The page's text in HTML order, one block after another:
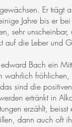
Er trägt
Jahre bis er
sehr
auf die Leber und
Bach ein
wahrlich
sind die
ertränkt in
erzählt,
dann auch oft